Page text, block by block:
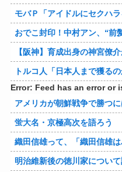
モバＰ「アイドルにセクハラ
おでこ封印！中村アン、“前髪あり”の新
【阪神】育成出身の神宮僚介がプロ２試合
トルコ人「日本人まで獲るのか」上田綺世、トルコ
Error: Feed has an error or
アメリカが朝鮮戦争で勝つ
蛍大名・京極高次を語ろう
織田信雄って、「織田信雄はバカ」と歴史に書か
明治維新後の徳川家につい